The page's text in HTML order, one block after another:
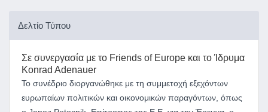
Δελτίο Τύπου
Σε συνεργασία με το Friends of Europe και το Ίδρυμα
Konrad Adenauer
Το συνέδριο διοργανώθηκε με τη συμμετοχή εξεχόντων
ευρωπαίων πολιτικών και οικονομικών παραγόντων, όπως